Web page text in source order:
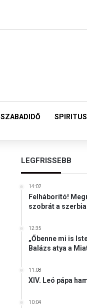
SZABADIDŐ
LEGFRISSEBB
14:02
Felháborító!
szobrát a
12:35
„Őbenne mi is
Balázs atya a
11:08
XIV. Leó pápa
10:04